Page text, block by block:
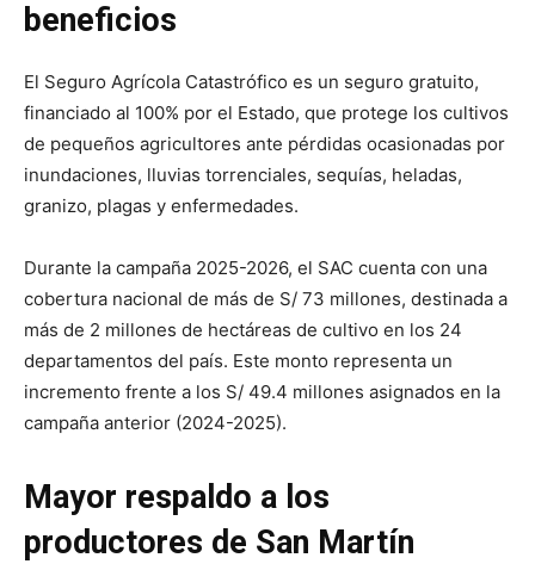
beneficios
El Seguro Agrícola Catastrófico es un seguro gratuito,
financiado al 100% por el Estado, que protege los cultivos
de pequeños agricultores ante pérdidas ocasionadas por
inundaciones, lluvias torrenciales, sequías, heladas,
granizo, plagas y enfermedades.
Durante la campaña 2025-2026, el SAC cuenta con una
cobertura nacional de más de S/ 73 millones, destinada a
más de 2 millones de hectáreas de cultivo en los 24
departamentos del país. Este monto representa un
incremento frente a los S/ 49.4 millones asignados en la
campaña anterior (2024-2025).
Mayor respaldo a los
productores de San Martín